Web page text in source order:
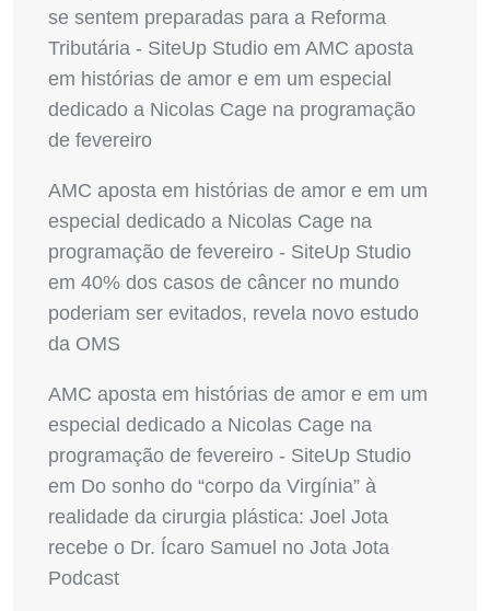
se sentem preparadas para a Reforma
Tributária - SiteUp Studio em AMC aposta
em histórias de amor e em um especial
dedicado a Nicolas Cage na programação
de fevereiro
AMC aposta em histórias de amor e em um
especial dedicado a Nicolas Cage na
programação de fevereiro - SiteUp Studio
em 40% dos casos de câncer no mundo
poderiam ser evitados, revela novo estudo
da OMS
AMC aposta em histórias de amor e em um
especial dedicado a Nicolas Cage na
programação de fevereiro - SiteUp Studio
em Do sonho do “corpo da Virgínia” à
realidade da cirurgia plástica: Joel Jota
recebe o Dr. Ícaro Samuel no Jota Jota
Podcast